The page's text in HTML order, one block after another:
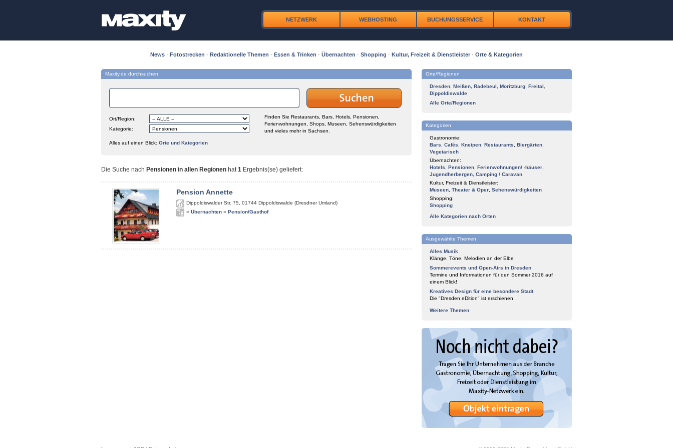
NETZWERK WEBHOSTING BUCHUNGSSERVICE KONTAKT
News · Fotostrecken · Redaktionelle Themen · Essen & Trinken · Übernachten · Shopping · Kultur, Freizeit & Dienstleister · Orte & Kategorien
Maxity.de durchsuchen
Ort/Region:
Kategorie:
Finden Sie Restaurants, Bars, Hotels, Pensionen,
Ferienwohnungen, Shops, Museen, Sehenswürdigkeiten
und vieles mehr in Sachsen.
Alles auf einen Blick: Orte und Kategorien
Die Suche nach Pensionen in allen Regionen hat1 Ergebnis(se) geliefert:
Pension Annette
Dippoldiswalder Str. 75 01744 Dippoldiswalde (Dresdner Umland)
» Übernachten » Pension/Gasthof
Orte/Regionen
Dresden Meißen Radebeul Moritzburg Freital
Dippoldiswalde
Alle Orte/Regionen
Kategorien
Gastronomie:
Bars
Cafés Kneipen Restaurants Biergärten
Vegetarisch
Übernachten:
Hotels
Pensionen Ferienwohnungen/ -häuser
Jugendherbergen Camping / Caravan
Kultur, Freizeit & Dienstleister:
Museen Theater & Oper Sehenswürdigkeiten
Shopping:
Shopping
Alle Kategorien nach Orten
Ausgewählte Themen
Alles Musik
Klänge, Töne, Melodien an der Elbe
Sommerevents und Open-Airs in Dresden
Termine und Informationen für den Sommer 2016 auf
einem Blick!
Kreatives Design für eine besondere Stadt
Die "Dresden eDition" ist erschienen
Weitere Themen